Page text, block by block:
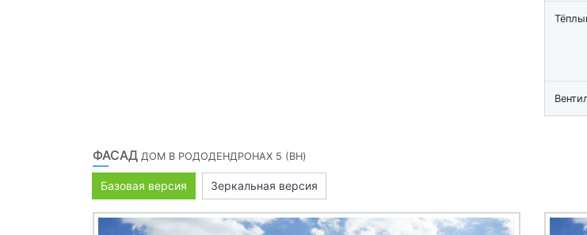
ФАСАД ДОМ В РОДОДЕНДРОНАХ 5 (ВH)
Базовая версия Зеркальная версия